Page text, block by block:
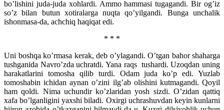
bo’lishini juda-juda xohlardi. Ammo hammasi tugagandi. Bir og’iz
so’z bilan butun xotiralarga nuqta qo’yilgandi. Bunga unchalik
ishonmasa-da, achchiq haqiqat edi.
* * *
Uni boshqa ko’rmasa kerak, deb o’ylagandi. O’tgan bahor shaharga
tushganida Navro’zda uchratdi. Yana raqs tushardi. Uzoqdan uning
harakatlarini tomosha qilib turdi. Odam juda ko’p edi. Yuzlab
tomoshabin ichidan aynan o’zini ilg’ab olishini kutmagandi. Qoyil
ham qoldi. Nima uchundir ko’zlaridan yosh sizdi. O’zidan qattiq
xafa bo’lganligini yaxshi biladi. Oxirgi uchrashuvdan keyin kunlarni